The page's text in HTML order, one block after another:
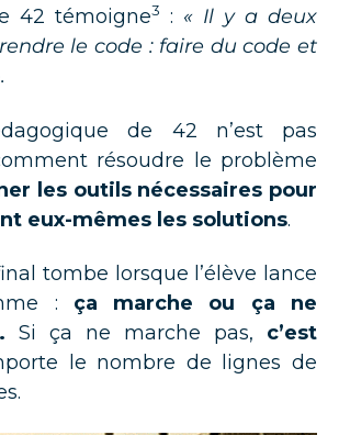
42 témoigne3 : « Il y a deux
le code : faire du code et
de 42 n’est pas
résoudre le problème
les outils nécessaires pour
eux-mêmes les solutions.
tombe lorsque l’élève lance
: ça marche ou ça ne
Si ça ne marche pas, c’est
le nombre de lignes de